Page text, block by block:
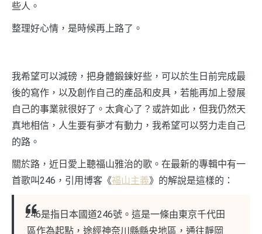
些人。
整理好心情，是時候再上路了。
我希望可以減磅，把身體鍛鍊好些，可以於生日前完成最
後的寫作，以及創作自己的產品和皮具，若能再加上發展
自己的事業就很好了。太貪心了？或許如此，但我仍然天
真地相信，人生要有夢才有動力，我希望可以努力走自己
的路。
關於路，近日愛上聽福山雅治的歌。在最新的專輯中有一
首歌叫246，引用博客《福山主義》的解說是這樣的：
246是指日本國道246號。這是一條由東京千代田
區作為起點，途經神奈川縣縣央地區，通往靜岡